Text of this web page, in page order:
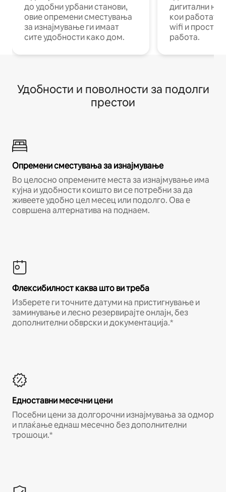
до удобни урбани станови,
овие опремени сместувања
за изнајмување ги имаат
сите удобности како дом.
дигитални
кои работат
wifi и
работа.
Удобности и поволности за подолги
престои
Опремени сместувања за изнајмување
Во целосно опремените места за изнајмување има
кујна и удобности коишто ви се потребни за да
живеете удобно цел месец или подолго. Ова е
совршена алтернатива на поднаем.
Флексибилност каква што ви треба
Изберете ги точните датуми на пристигнување и
заминување и лесно резервирајте онлајн, без
дополнителни обврски и документација.*
Едноставни месечни цени
Посебни цени за долгорочни изнајмувања за одмор
и плаќање еднаш месечно без дополнителни
трошоци.*